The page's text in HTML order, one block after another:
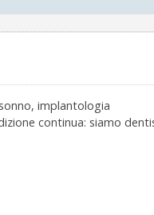
implantologia
continua: siamo